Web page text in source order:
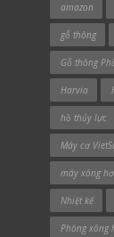
amazon
gỗ thông
Gỗ thông
Harvia
hồ thủy lực
Máy cơ
máy xông
Nhiệt kế
Phòng xông